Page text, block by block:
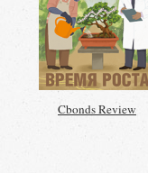
Cbonds Review